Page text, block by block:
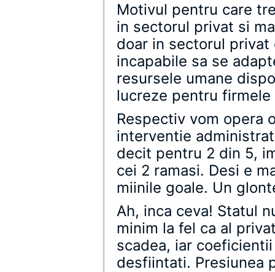
Motivul pentru care
in sectorul privat si
doar in sectorul
incapabile sa se
resursele umane
lucreze pentru
Respectiv vom opera
interventie
decit pentru 2 din 5,
cei 2 ramasi. Desi e
miinile goale. Un
Ah, inca ceva! Statul
minim la fel ca al
scadea, iar
desfiintati. Presiunea